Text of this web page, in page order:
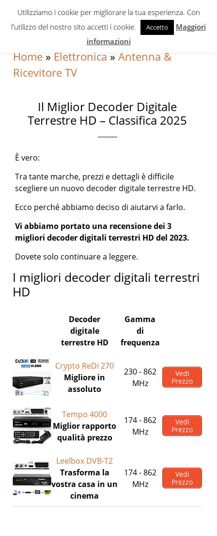
Skip
navigation
Skip
Skip
sidebar
Home » Elettronica »Antenna &
Ricevitore TV
Il Miglior Decoder Digitale
Terrestre HD – Classifica 2025
È vero:
Tra tante marche, prezzi e dettagli è difficile
scegliere un nuovo decoder digitale terrestre HD.
Ecco perché abbiamo deciso di aiutarvi a farlo.
Vi abbiamo portato una recensione dei 3
migliori decoder digitali terrestri HD del 2023.
Dovete solo continuare a leggere.
I migliori decoder digitali terrestri
HD
Decoder
digitale
terrestre HD
Gamma
di
frequenza
Crypto ReDi 270
Migliore in
assoluto
230 - 862
MHz
Vedi
Prezzo
Tempo 4000
Miglior rapporto
qualità prezzo
174 - 862
MHz
Vedi
Prezzo
Leelbox DVB-T2
Trasforma la
vostra casa in un
cinema
174 - 862
MHz
Vedi
Prezzo
Utilizziamo i cookie per migliorare la tua esperienza. Con
l'utilizzo del nostro sito accetti i cookie.
Accetto
Maggiori
informazioni